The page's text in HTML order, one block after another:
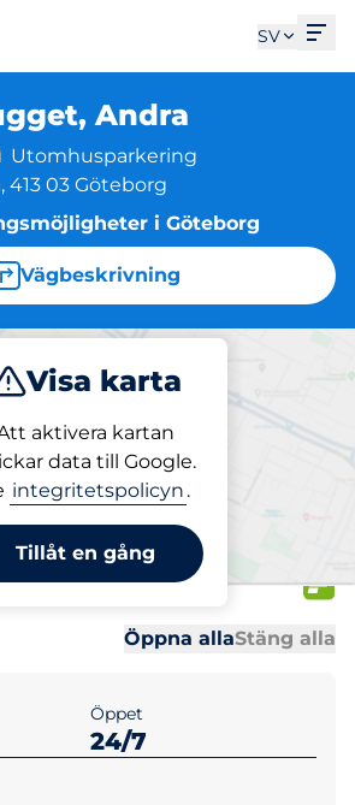
SV
Andra
Utomhusparkering
413 03 Göteborg
i Göteborg
Vägbeskrivning
Visa karta
aktivera kartan
data till Google.
integritetspolicyn .
Tillåt en gång
Ladda
Laddning på plats
Andra
Öppna allaStäng alla
Öppet
24/7